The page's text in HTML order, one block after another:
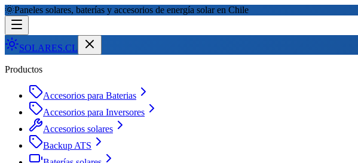
🌞Paneles solares, baterías y accesorios de energía solar en Chile
SOLARES.CL
Productos
Accesorios para Baterias
Accesorios para Inversores
Accesorios solares
Backup ATS